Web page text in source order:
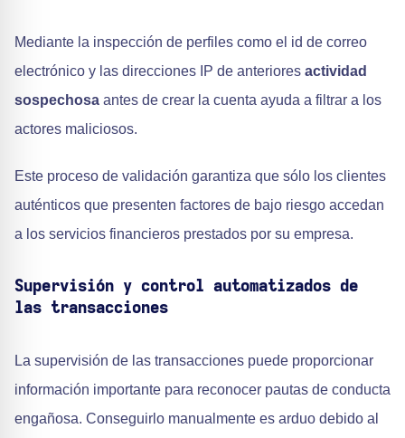
Mediante la inspección de perfiles como el id de correo
electrónico y las direcciones IP de anteriores actividad
sospechosa antes de crear la cuenta ayuda a filtrar a los
actores maliciosos.
Este proceso de validación garantiza que sólo los clientes
auténticos que presenten factores de bajo riesgo accedan
a los servicios financieros prestados por su empresa.
Supervisión y control automatizados de
las transacciones
La supervisión de las transacciones puede proporcionar
información importante para reconocer pautas de conducta
engañosa. Conseguirlo manualmente es arduo debido al